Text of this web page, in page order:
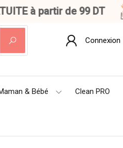
à partir de 99 DT
Connexion
& Bébé Clean PRO